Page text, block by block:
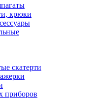
крюки
скатерти
приборов